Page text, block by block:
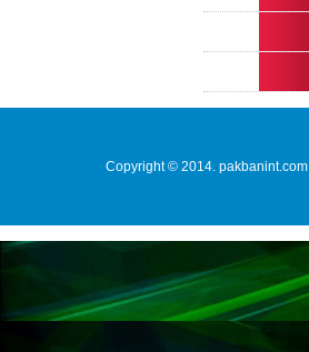
Copyright © 2014. pakbanint.com